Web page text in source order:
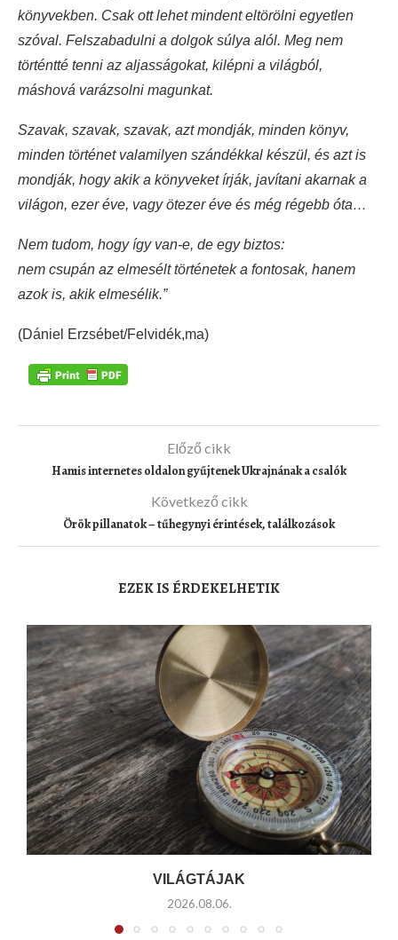
könyvekben. Csak ott lehet mindent eltörölni egyetlen
szóval. Felszabadulni a dolgok súlya alól. Meg nem
történtté tenni az aljasságokat, kilépni a világból,
máshová varázsolni magunkat.
Szavak, szavak, szavak, azt mondják, minden könyv,
minden történet valamilyen szándékkal készül, és azt is
mondják, hogy akik a könyveket írják, javítani akarnak a
világon, ezer éve, vagy ötezer éve és még régebb óta…
Nem tudom, hogy így van-e, de egy biztos:
nem csupán az elmesélt történetek a fontosak, hanem
azok is, akik elmesélik.”
(Dániel Erzsébet/Felvidék,ma)
Előző cikk
Hamis internetes oldalon gyűjtenek Ukrajnának a csalók
Következő cikk
Örök pillanatok – tűhegynyi érintések, találkozások
EZEK IS ÉRDEKELHETIK
VILÁGTÁJAK
2026.08.06.